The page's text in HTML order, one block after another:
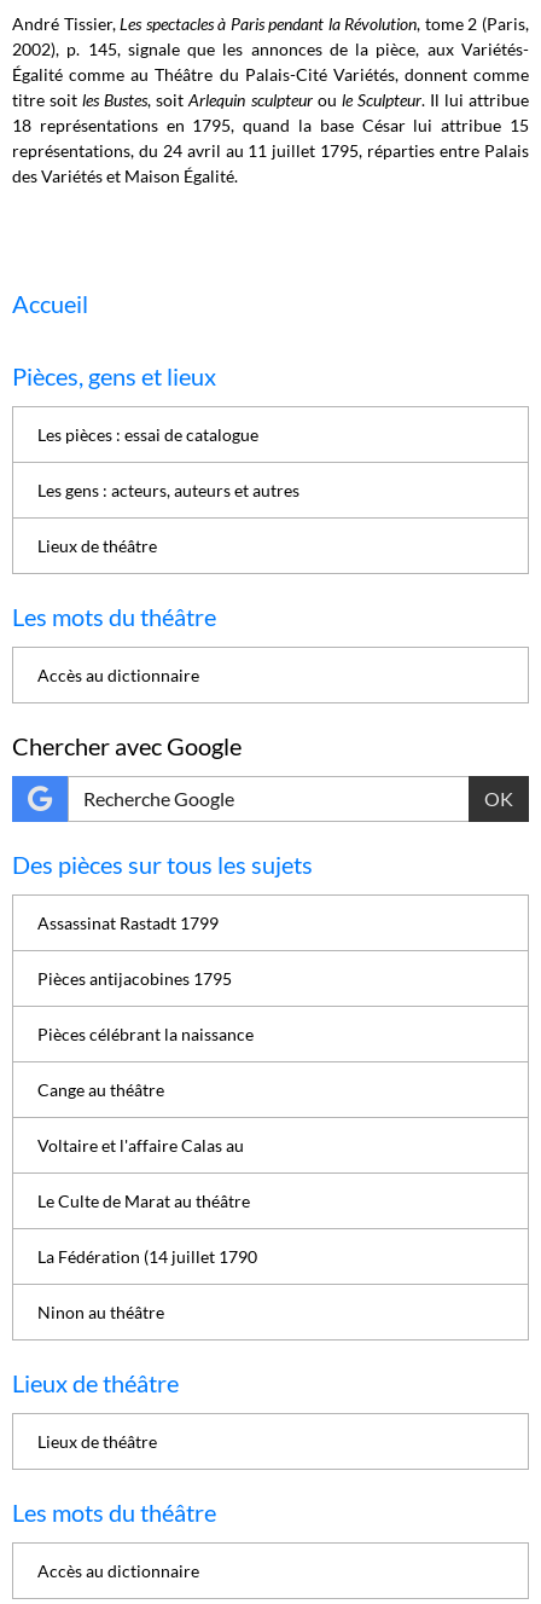
André Tissier,Les spectacles à Paris pendant la Révolution, tome 2 (Paris,
2002), p. 145, signale que les annonces de la pièce, aux Variétés-
Égalité comme au Théâtre du Palais-Cité Variétés, donnent comme
titre soitles Bustes, soitArlequin sculpteurou le Sculpteur. Il lui attribue
18 représentations en 1795, quand la base César lui attribue 15
représentations, du 24 avril au 11 juillet 1795, réparties entre Palais
des Variétés et Maison Égalité.
Accueil
Pièces, gens et lieux
Les pièces : essai de catalogue
Les gens : acteurs, auteurs et autres
Lieux de théâtre
Les mots du théâtre
Accès au dictionnaire
Chercher avec Google
OK
Des pièces sur tous les sujets
Assassinat Rastadt 1799
Pièces antijacobines 1795
Pièces célébrant la naissance
Cange au théâtre
Voltaire et l'affaire Calas au
Le Culte de Marat au théâtre
La Fédération (14 juillet 1790
Ninon au théâtre
Lieux de théâtre
Lieux de théâtre
Les mots du théâtre
Accès au dictionnaire